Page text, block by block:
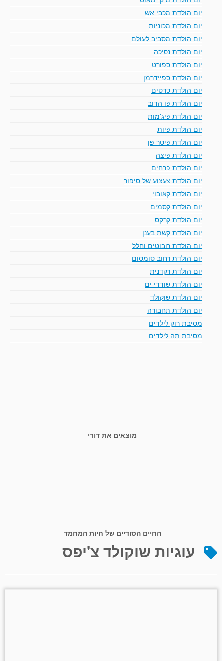
יום הולדת מכבי אש
יום הולדת מכוניות
יום הולדת מסביב לעולם
יום הולדת נסיכה
יום הולדת ספורט
יום הולדת ספיידרמן
יום הולדת סרטים
יום הולדת פו הדוב
יום הולדת פיג'מות
יום הולדת פיות
יום הולדת פיטר פן
יום הולדת פיצה
יום הולדת פרחים
יום הולדת צעצוע של סיפור
יום הולדת קאובוי
יום הולדת קסמים
יום הולדת קרקס
יום הולדת קשת בענן
יום הולדת רובוטים וחלל
יום הולדת רחוב סומסום
יום הולדת רקדנית
יום הולדת שודדי ים
יום הולדת שוקולד
יום הולדת תחבורה
מסיבת רוק לילדים
מסיבת תה לילדים
מוצאים את דורי
החיים הסודיים של חיות המחמד
עוגיות שוקולד צ'יפס